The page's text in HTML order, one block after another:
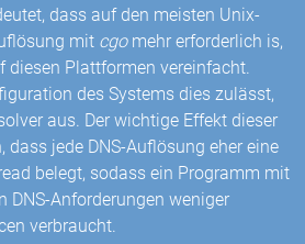
dass auf den meisten Unix-
mit cgomehr erforderlich is,
diesen Plattformen vereinfacht.
des Systems dies zulässt,
aus. Der wichtige Effekt dieser
dass jede DNS-Auflösung eher eine
belegt, sodass ein Programm mit
DNS-Anforderungen weniger
verbraucht.